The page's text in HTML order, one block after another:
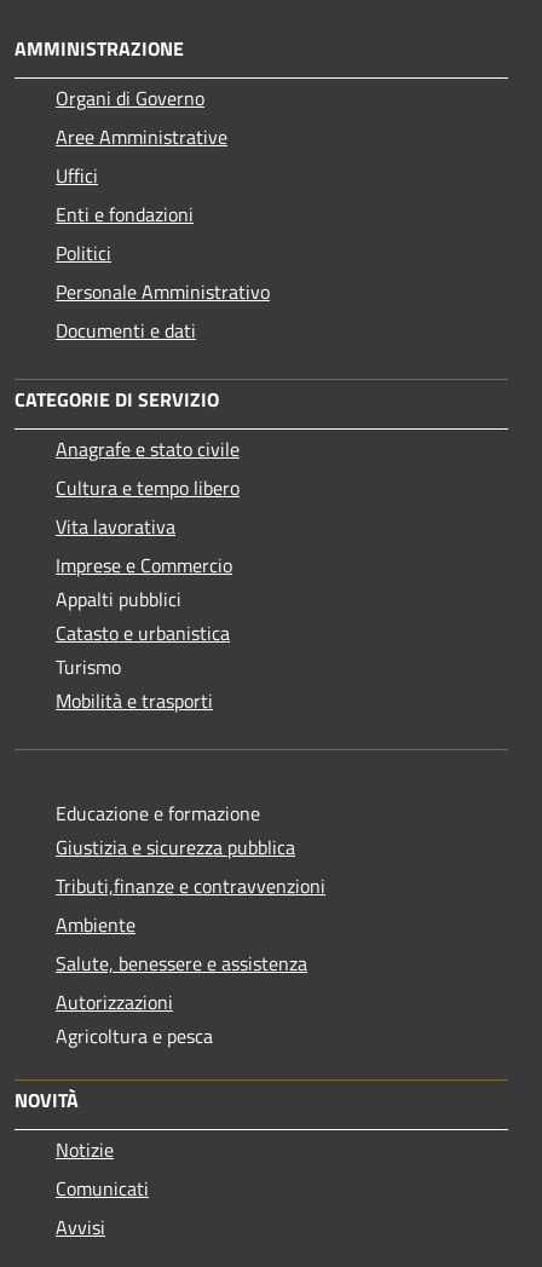
AMMINISTRAZIONE
Organi di Governo
Aree Amministrative
Uffici
Enti e fondazioni
Politici
Personale Amministrativo
Documenti e dati
CATEGORIE DI SERVIZIO
Anagrafe e stato civile
Cultura e tempo libero
Vita lavorativa
Imprese e Commercio
Appalti pubblici
Catasto e urbanistica
Turismo
Mobilità e trasporti
Educazione e formazione
Giustizia e sicurezza pubblica
Tributi,finanze e contravvenzioni
Ambiente
Salute, benessere e assistenza
Autorizzazioni
Agricoltura e pesca
NOVITÀ
Notizie
Comunicati
Avvisi